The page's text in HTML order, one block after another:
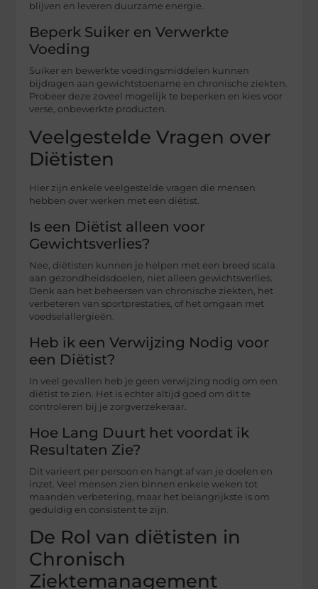
blijven en leveren duurzame energie.
Beperk Suiker en Verwerkte
Voeding
Suiker en bewerkte voedingsmiddelen kunnen
bijdragen aan gewichtstoename en chronische ziekten.
Probeer deze zoveel mogelijk te beperken en kies voor
verse, onbewerkte producten.
Veelgestelde Vragen over
Diëtisten
Hier zijn enkele veelgestelde vragen die mensen
hebben over werken met een diëtist.
Is een Diëtist alleen voor
Gewichtsverlies?
Nee, diëtisten kunnen je helpen met een breed scala
aan gezondheidsdoelen, niet alleen gewichtsverlies.
Denk aan het beheersen van chronische ziekten, het
verbeteren van sportprestaties, of het omgaan met
voedselallergieën.
Heb ik een Verwijzing Nodig voor
een Diëtist?
In veel gevallen heb je geen verwijzing nodig om een
diëtist te zien. Het is echter altijd goed om dit te
controleren bij je zorgverzekeraar.
Hoe Lang Duurt het voordat ik
Resultaten Zie?
Dit varieert per persoon en hangt af van je doelen en
inzet. Veel mensen zien binnen enkele weken tot
maanden verbetering, maar het belangrijkste is om
geduldig en consistent te zijn.
De Rol van diëtisten in
Chronisch
Ziektemanagement